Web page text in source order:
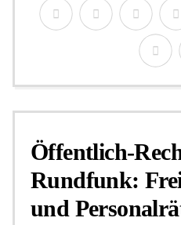
Öffentlich-
Rundfunk:
und